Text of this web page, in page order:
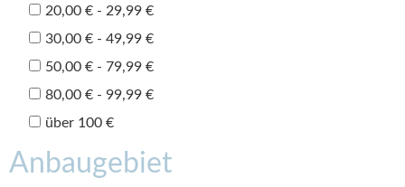
20,00 € - 29,99 €
30,00 € - 49,99 €
50,00 € - 79,99 €
80,00 € - 99,99 €
über 100 €
Anbaugebiet